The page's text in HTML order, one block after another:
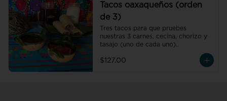
Tacos oaxaqueños (orden
de 3)
Tres tacos para que pruebes
nuestras 3 carnes, cecina, chorizo y
tasajo (uno de cada uno)..
$127.00